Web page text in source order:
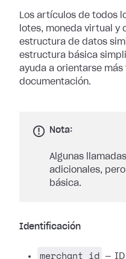
Los artículos de todos
lotes, moneda virtual y
estructura de datos
estructura básica
ayuda a orientarse más
documentación.
Nota:
Algunas
adicionales,
básica.
Identificación
merchant_id —